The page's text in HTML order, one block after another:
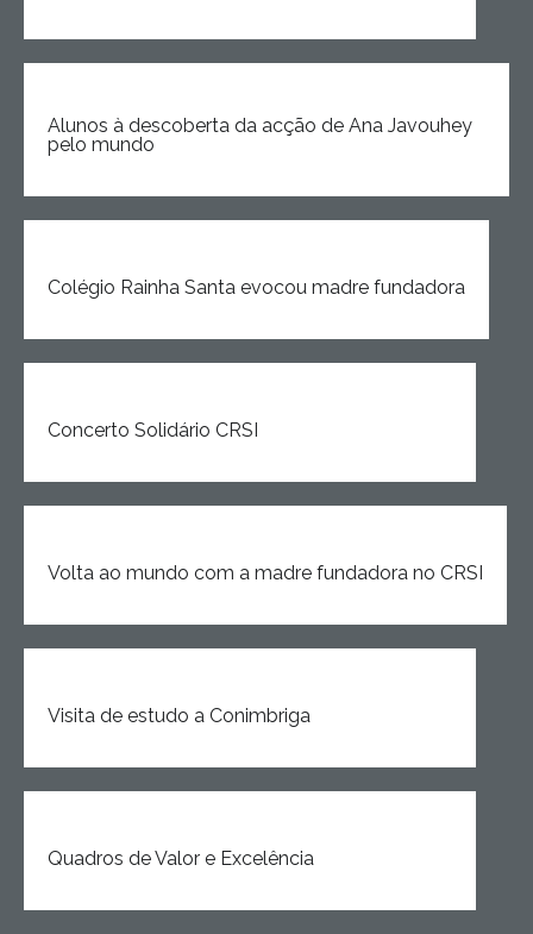
Alunos à descoberta da acção de Ana Javouhey
pelo mundo
Colégio Rainha Santa evocou madre fundadora
Concerto Solidário CRSI
Volta ao mundo com a madre fundadora no CRSI
Visita de estudo a Conimbriga
Quadros de Valor e Excelência